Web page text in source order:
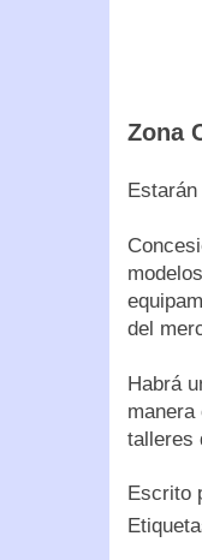
Zona
del
Habrá
talleres
Escrito